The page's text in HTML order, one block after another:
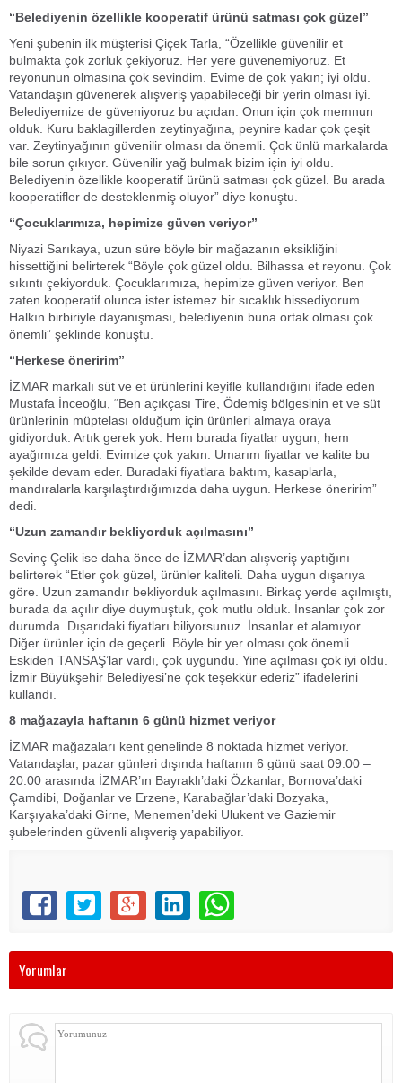
“Belediyenin özellikle kooperatif ürünü satması çok güzel”
Yeni şubenin ilk müşterisi Çiçek Tarla, “Özellikle güvenilir et
bulmakta çok zorluk çekiyoruz. Her yere güvenemiyoruz. Et
reyonunun olmasına çok sevindim. Evime de çok yakın; iyi oldu.
Vatandaşın güvenerek alışveriş yapabileceği bir yerin olması iyi.
Belediyemize de güveniyoruz bu açıdan. Onun için çok memnun
olduk. Kuru baklagillerden zeytinyağına, peynire kadar çok çeşit
var. Zeytinyağının güvenilir olması da önemli. Çok ünlü markalarda
bile sorun çıkıyor. Güvenilir yağ bulmak bizim için iyi oldu.
Belediyenin özellikle kooperatif ürünü satması çok güzel. Bu arada
kooperatifler de desteklenmiş oluyor” diye konuştu.
“Çocuklarımıza, hepimize güven veriyor”
Niyazi Sarıkaya, uzun süre böyle bir mağazanın eksikliğini
hissettiğini belirterek “Böyle çok güzel oldu. Bilhassa et reyonu. Çok
sıkıntı çekiyorduk. Çocuklarımıza, hepimize güven veriyor. Ben
zaten kooperatif olunca ister istemez bir sıcaklık hissediyorum.
Halkın birbiriyle dayanışması, belediyenin buna ortak olması çok
önemli” şeklinde konuştu.
“Herkese öneririm”
İZMAR markalı süt ve et ürünlerini keyifle kullandığını ifade eden
Mustafa İnceoğlu, “Ben açıkçası Tire, Ödemiş bölgesinin et ve süt
ürünlerinin müptelası olduğum için ürünleri almaya oraya
gidiyorduk. Artık gerek yok. Hem burada fiyatlar uygun, hem
ayağımıza geldi. Evimize çok yakın. Umarım fiyatlar ve kalite bu
şekilde devam eder. Buradaki fiyatlara baktım, kasaplarla,
mandıralarla karşılaştırdığımızda daha uygun. Herkese öneririm”
dedi.
“Uzun zamandır bekliyorduk açılmasını”
Sevinç Çelik ise daha önce de İZMAR’dan alışveriş yaptığını
belirterek “Etler çok güzel, ürünler kaliteli. Daha uygun dışarıya
göre. Uzun zamandır bekliyorduk açılmasını. Birkaç yerde açılmıştı,
burada da açılır diye duymuştuk, çok mutlu olduk. İnsanlar çok zor
durumda. Dışarıdaki fiyatları biliyorsunuz. İnsanlar et alamıyor.
Diğer ürünler için de geçerli. Böyle bir yer olması çok önemli.
Eskiden TANSAŞ’lar vardı, çok uygundu. Yine açılması çok iyi oldu.
İzmir Büyükşehir Belediyesi’ne çok teşekkür ederiz” ifadelerini
kullandı.
8 mağazayla haftanın 6 günü hizmet veriyor
İZMAR mağazaları kent genelinde 8 noktada hizmet veriyor.
Vatandaşlar, pazar günleri dışında haftanın 6 günü saat 09.00 –
20.00 arasında İZMAR’ın Bayraklı’daki Özkanlar, Bornova’daki
Çamdibi, Doğanlar ve Erzene, Karabağlar’daki Bozyaka,
Karşıyaka’daki Girne, Menemen’deki Ulukent ve Gaziemir
şubelerinden güvenli alışveriş yapabiliyor.
Yorumlar